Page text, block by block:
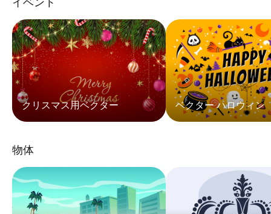
クリスマス用ベクター ベクター ハロウィン
物体